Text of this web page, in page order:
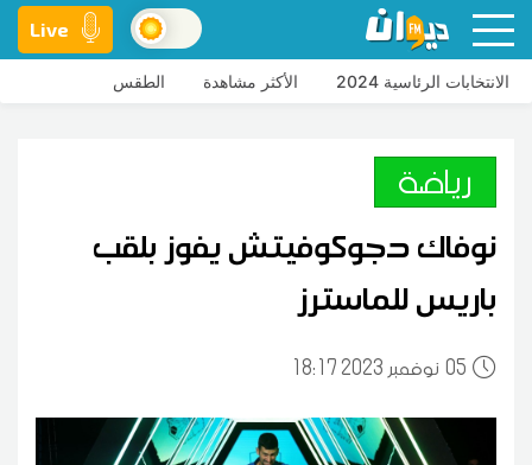
Live
الانتخابات الرئاسية 2024 الأكثر مشاهدة الطقس
رياضة
نوفاك دجوكوفيتش يفوز بلقب
باريس للماسترز
05 18:17 2023 نوفمبر